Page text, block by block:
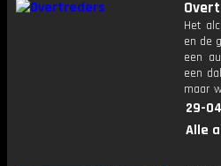
Het
en de
een
een
maar
29-
Alle